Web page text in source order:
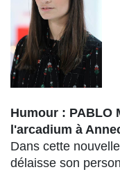
Humour : PABLO
l'arcadium à
Dans cette
délaisse son